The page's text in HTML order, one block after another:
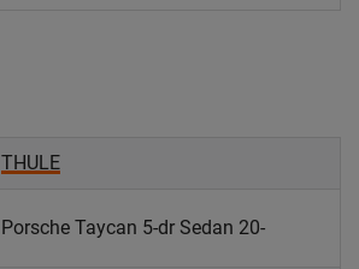
THULE
Porsche Taycan 5-dr Sedan 20-